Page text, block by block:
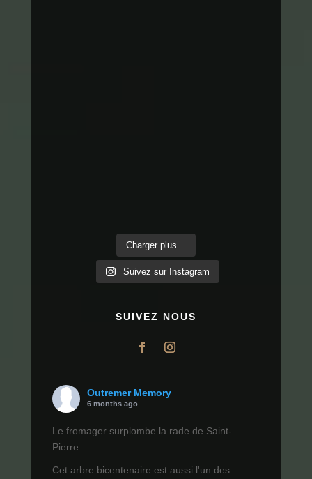
Charger plus…
Suivez sur Instagram
SUIVEZ NOUS
Outremer Memory
6 months ago
Le fromager surplombe la rade de Saint-
Pierre.
Cet arbre bicentenaire est aussi l'un des